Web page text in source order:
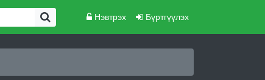
Нэвтрэх Бүртгүүлэх